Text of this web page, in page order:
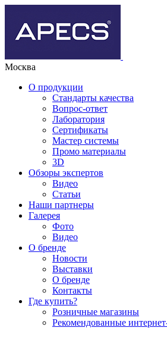
Москва
О продукции
Стандарты качества
Вопрос-ответ
Лаборатория
Сертификаты
Мастер системы
Промо материалы
3D
Обзоры экспертов
Видео
Статьи
Наши партнеры
Галерея
Фото
Видео
О бренде
Новости
Выставки
О бренде
Контакты
Где купить?
Розничные магазины
Рекомендованные